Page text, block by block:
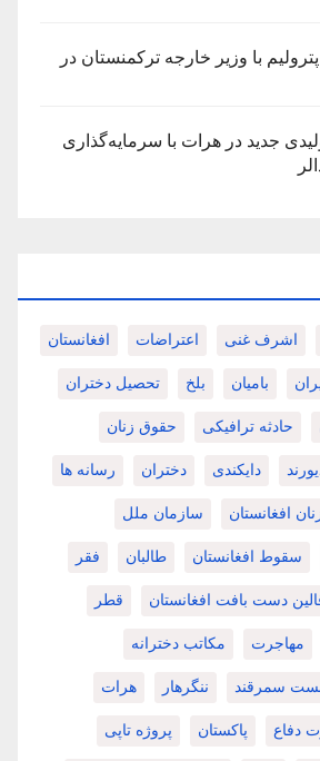
با وزیر خارجه ترکمنستان در
تولیدی جدید در هرات با سرمایه‌گذاری
اشرف غنی اعتراضات افغانستان
بامیان بلخ تحصیل دختران
حادثه ترافیکی حقوق زنان
دایکندی دختران رسانه ها
افغانستان سازمان ملل
سقوط افغانستان طالبان فقر
دست بافت افغانستان قطر
مهاجرت مکاتب دخترانه
سمرقند ننگرهار هرات
دفاع پاکستان پروژه تاپی